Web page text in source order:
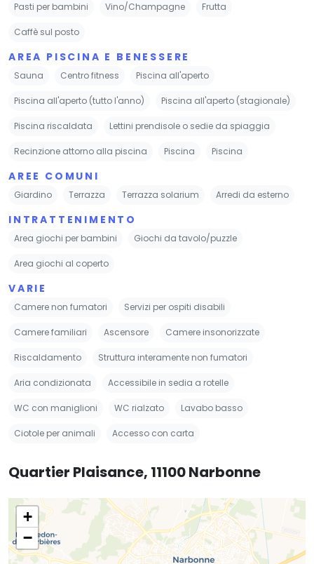
Pasti per bambini Vino/Champagne Frutta
Caffè sul posto
AREA PISCINA E BENESSERE
Sauna Centro fitness Piscina all'aperto
Piscina all'aperto (tutto l'anno) Piscina all'aperto (stagionale)
Piscina riscaldata Lettini prendisole o sedie da spiaggia
Recinzione attorno alla piscina Piscina Piscina
AREE COMUNI
Giardino Terrazza Terrazza solarium Arredi da esterno
INTRATTENIMENTO
Area giochi per bambini Giochi da tavolo/puzzle
Area giochi al coperto
VARIE
Camere non fumatori Servizi per ospiti disabili
Camere familiari Ascensore Camere insonorizzate
Riscaldamento Struttura interamente non fumatori
Aria condizionata Accessibile in sedia a rotelle
WC con maniglioni WC rialzato Lavabo basso
Ciotole per animali Accesso con carta
Quartier Plaisance, 11100 Narbonne
+
−